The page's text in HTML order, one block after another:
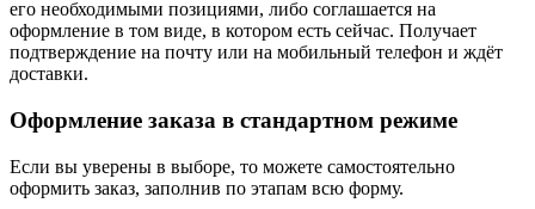
его необходимыми позициями, либо соглашается на
оформление в том виде, в котором есть сейчас. Получает
подтверждение на почту или на мобильный телефон и ждёт
доставки.
Оформление заказа в стандартном режиме
Если вы уверены в выборе, то можете самостоятельно
оформить заказ, заполнив по этапам всю форму.